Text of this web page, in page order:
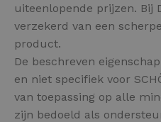
uiteenlopende prijzen. Bij
verzekerd van een
product.
De beschreven
en niet specifiek voor
van toepassing op alle
zijn bedoeld als